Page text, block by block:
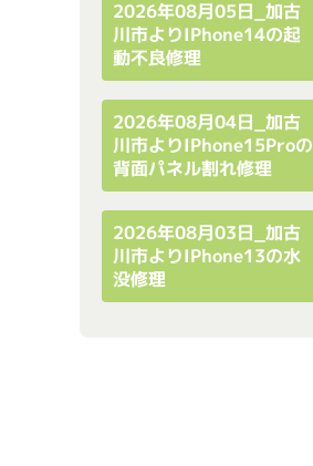
2026年08月05日_加古
川市よりiPhone14の起
動不良修理
2026年08月04日_加古
川市よりiPhone15Proの
背面パネル割れ修理
2026年08月03日_加古
川市よりiPhone13の水
没修理